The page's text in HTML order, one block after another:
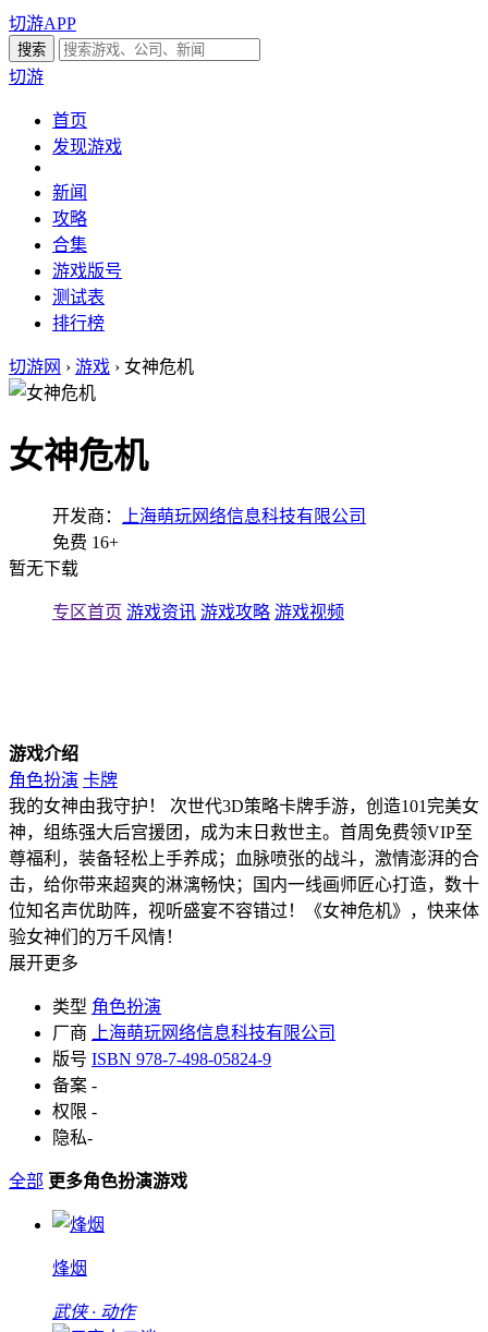
切游APP
切游
首页
发现游戏
新闻
攻略
合集
游戏版号
测试表
排行榜
切游网 › 游戏 › 女神危机
女神危机
开发商：
上海萌玩网络信息科技有限公司
免费 16+
暂无下载
专区首页 游戏资讯 游戏攻略 游戏视频
游戏介绍
角色扮演 卡牌
我的女神由我守护！ 次世代3D策略卡牌手游，创造101完美女
神，组练强大后宫援团，成为末日救世主。首周免费领VIP至
尊福利，装备轻松上手养成；血脉喷张的战斗，激情澎湃的合
击，给你带来超爽的淋漓畅快；国内一线画师匠心打造，数十
位知名声优助阵，视听盛宴不容错过！《女神危机》，快来体
验女神们的万千风情！
展开更多
类型 角色扮演
厂商
上海萌玩网络信息科技有限公司
版号 ISBN 978-7-498-05824-9
备案 -
权限 -
隐私-
全部 更多角色扮演游戏
烽烟
武侠 · 动作